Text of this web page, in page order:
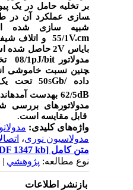
بر تخلیه حامل در یک
سازی عملکرد آن در
شبیه سازی شده
V.cm
55/1و اتلاف
بایاسV
2 حاصل شده
مدولاتورpJ/bit
08/1
چنین نسبتخاموشی
داده Gb/
s50 تحت یک ولتاژ پیش­ران
dB
62/5 به­دست
مدولاتورهای بررسی
قابل مقایسه است.
واژه‌های کلیدی:
مدولاسیون نوری،
متن کامل[PDF 1347 kb]
نوع مطالعه:پژوهشي|
بازنشر اطلاعات